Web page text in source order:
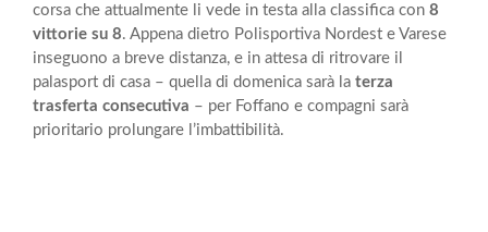
corsa che attualmente li vede in testa alla classifica con 8
vittorie su 8. Appena dietro Polisportiva Nordest e Varese
inseguono a breve distanza, e in attesa di ritrovare il
palasport di casa – quella di domenica sarà la terza
trasferta consecutiva – per Foffano e compagni sarà
prioritario prolungare l’imbattibilità.